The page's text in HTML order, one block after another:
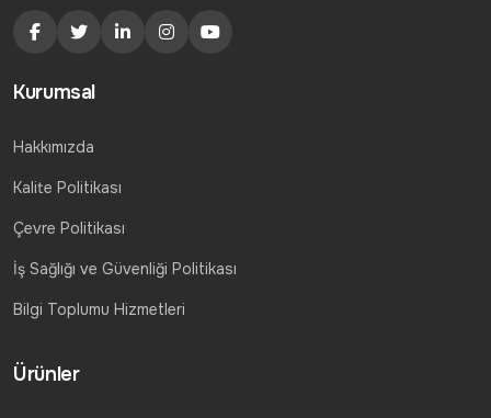
Kurumsal
Hakkımızda
Kalite Politikası
Çevre Politikası
İş Sağlığı ve Güvenliği Politikası
Bilgi Toplumu Hizmetleri
Ürünler